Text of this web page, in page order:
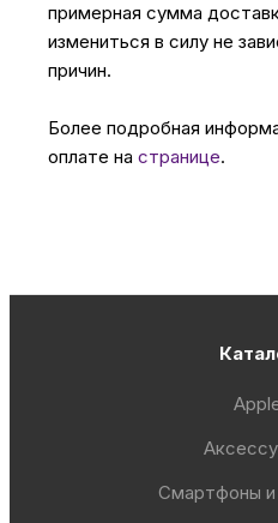
примерная сумма
измениться в силу не
причин.
Более подробная
оплате на странице.
Смартфоны